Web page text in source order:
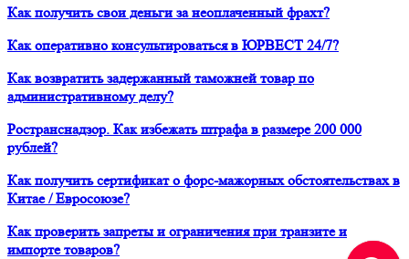
Как получить свои деньги за неоплаченный фрахт?
Как оперативно консультироваться в ЮРВЕСТ 24/7?
Как возвратить задержанный таможней товар по
административному делу?
Ространснадзор. Как избежать штрафа в размере 200 000
рублей?
Как получить сертификат о форс-мажорных обстоятельствах в
Китае / Евросоюзе?
Как проверить запреты и ограничения при транзите и
импорте товаров?